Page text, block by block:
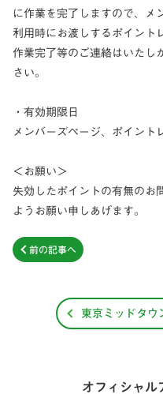
に作業を完了しますので、メ
利用時にお渡しするポイント
作業完了等のご連絡はいたし
さい。
・有効期限日
メンバーズページ、ポイント
＜お願い＞
失効したポイントの有無のお
ようお願い申しあげます。
前の記事へ
東京ミッドタウ
オフィシャル